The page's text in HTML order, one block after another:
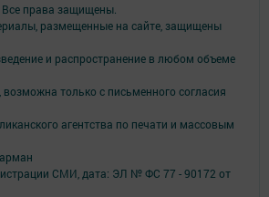
права защищены.
размещенные на сайте, защищены
и распространение в любом объеме
только с письменного согласия
агентства по печати и массовым
СМИ, дата: ЭЛ № ФС 77 - 90172 от